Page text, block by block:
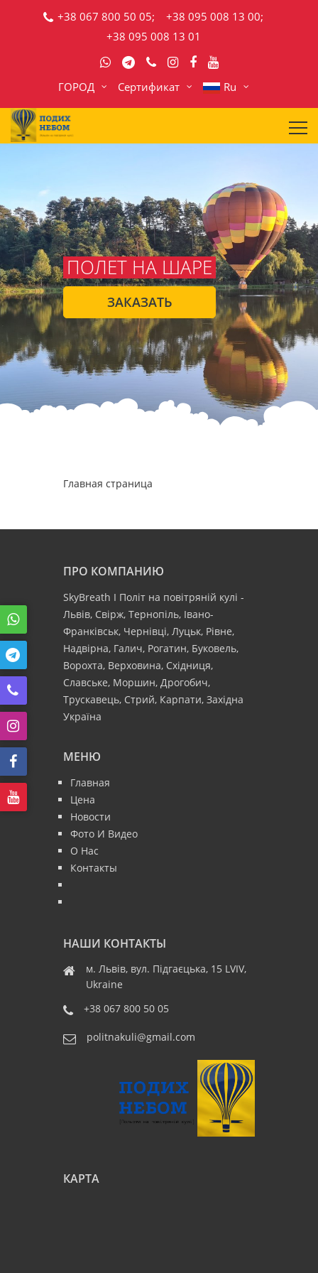
+38 067 800 50 05;
+38 095 008 13 00;
+38 095 008 13 01
ГОРОД Сертификат Ru
ПОЛЕТ НА ШАРЕ
ЗАКАЗАТЬ
Главная страница
ПРО КОМПАНИЮ
SkyBreath І Політ на повітряній кулі -
Львів, Свірж, Тернопіль, Івано-
Франківськ, Чернівці, Луцьк, Рівне,
Надвірна, Галич, Рогатин, Буковель,
Ворохта, Верховина, Східниця,
Славське, Моршин, Дрогобич,
Трускавець, Стрий, Карпати, Західна
Україна
МЕНЮ
Главная
Цена
Новости
Фото И Видео
О Нас
Контакты
НАШИ КОНТАКТЫ
м. Львів, вул. Підгаєцька, 15 LVIV,
Ukraine
+38 067 800 50 05
politnakuli@gmail.com
КАРТА